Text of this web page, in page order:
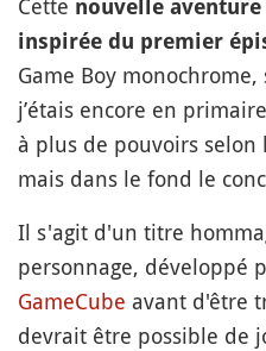
Cette nouvelle aventure
inspirée du premier
Game Boy
j’étais encore en
à plus de pouvoirs selon
mais dans le fond le
Il s'agit d'un titre
personnage, développé
GameCube avant d'être
devrait être possible de